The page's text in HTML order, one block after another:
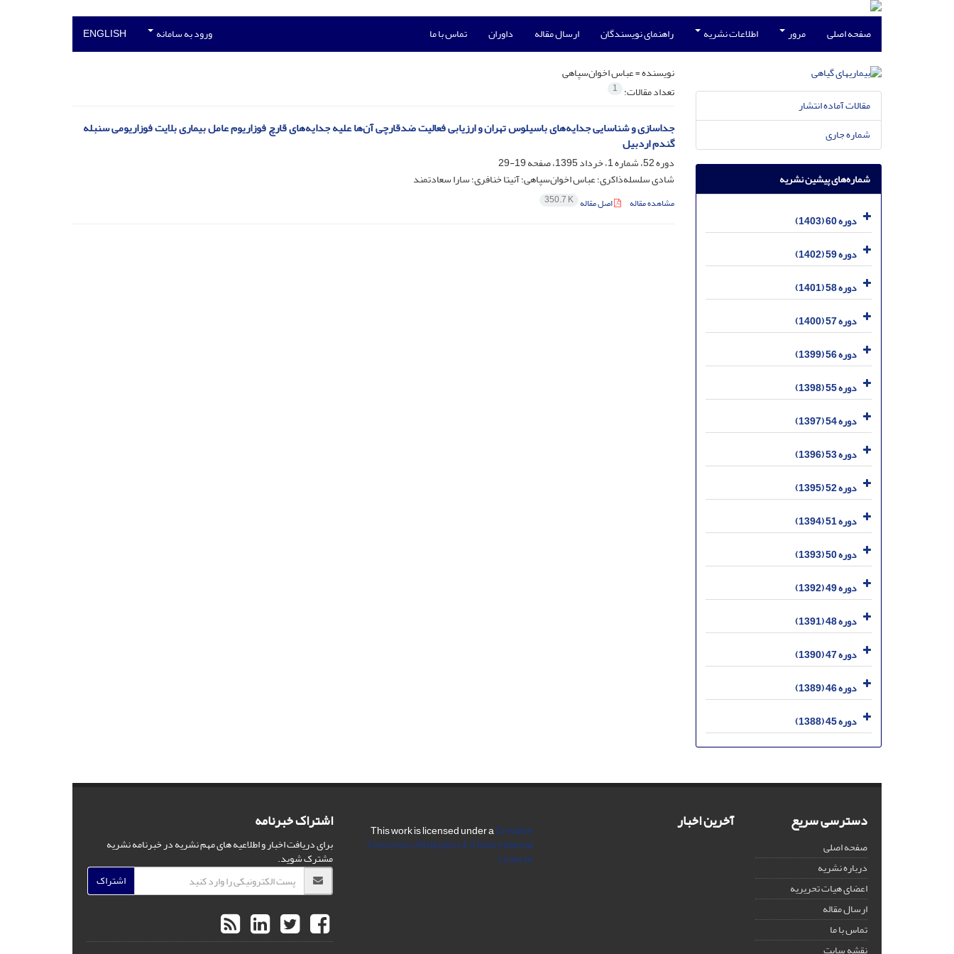
صفحه اصلی مرور اطلاعات نشریه راهنمای نویسندگان ارسال مقاله داوران تماس با ما ورود به سامانه ENGLISH
نویسنده =عباس اخوان‌سپاهی
تعداد مقالات: 1
جداسازی و شناسایی جدایه‌های باسیلوس تهران و ارزیابی فعالیت ضدقارچی آن‌ها علیه جدایه‌های قارچ فوزاریوم عامل بیماری بلایت فوزاریومی سنبله
گندم اردبیل
دوره 52، شماره 1، خرداد 1395، صفحه
19-29
شادی سلسله‌ذاکری؛ عباس اخوان‌سپاهی؛ آنیتا خنافری؛ سارا سعادتمند
مشاهده مقاله اصل مقاله 350.7 K
مقالات آماده انتشار
شماره جاری
شماره‌های پیشین نشریه
دوره 60 (1403)
دوره 59 (1402)
دوره 58 (1401)
دوره 57 (1400)
دوره 56 (1399)
دوره 55 (1398)
دوره 54 (1397)
دوره 53 (1396)
دوره 52 (1395)
دوره 51 (1394)
دوره 50 (1393)
دوره 49 (1392)
دوره 48 (1391)
دوره 47 (1390)
دوره 46 (1389)
دوره 45 (1388)
دسترسی سریع
صفحه اصلی
درباره نشریه
اعضای هیات تحریریه
ارسال مقاله
تماس با ما
نقشه سایت
آخرین اخبار This work is licensed under aCreative
Commons Attribution 4.0 International
License
اشتراک خبرنامه
برای دریافت اخبار و اطلاعیه های مهم نشریه در خبرنامه نشریه
مشترک شوید.
اشتراک